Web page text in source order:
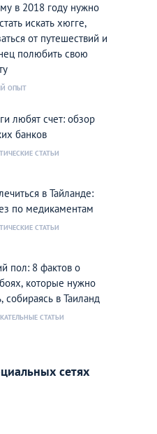
в 2018 году нужно
искать хюгге,
от путешествий и
полюбить свою
ОПЫТ
любят счет: обзор
банков
СТАТЬИ
в Тайланде:
по медикаментам
СТАТЬИ
пол: 8 фактов о
которые нужно
собираясь в Таиланд
СТАТЬИ
сетях